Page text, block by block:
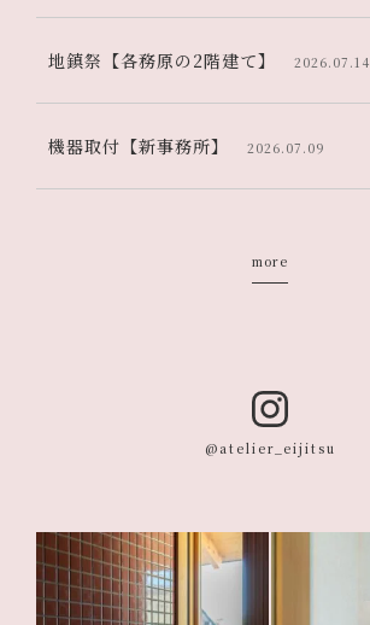
地鎮祭【各務原の2階建て】 2026.07.14
機器取付【新事務所】 2026.07.09
more
@atelier_eijitsu